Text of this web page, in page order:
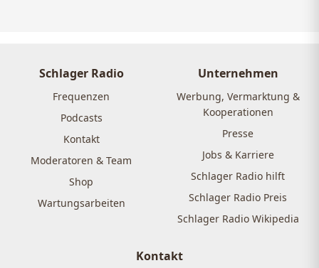
Schlager Radio
Frequenzen
Podcasts
Kontakt
Moderatoren & Team
Shop
Wartungsarbeiten
Unternehmen
Werbung, Vermarktung &
Kooperationen
Presse
Jobs & Karriere
Schlager Radio hilft
Schlager Radio Preis
Schlager Radio Wikipedia
Kontakt